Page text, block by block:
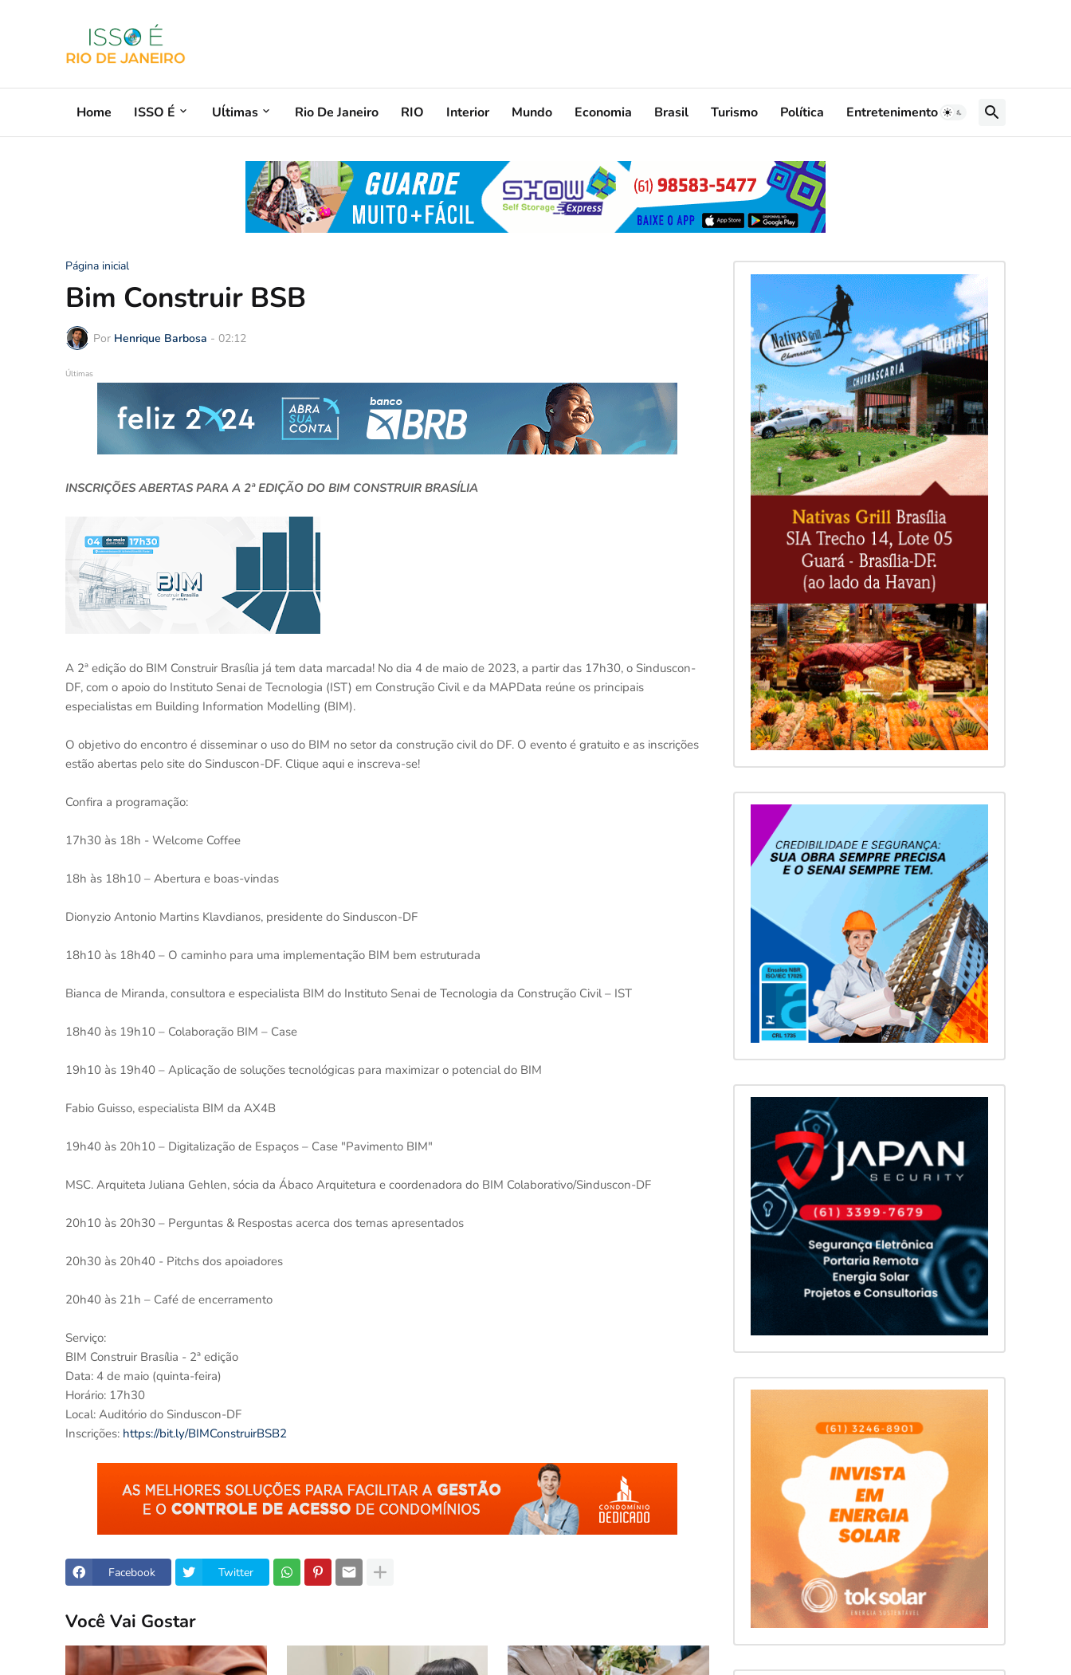
Home ISSO É Uĺtimas Rio De Janeiro RIO Interior Mundo Economia Brasil Turismo Política Entretenimento
Página inicial
Bim Construir BSB
Por Henrique Barbosa - 02:12
Últimas
INSCRIÇÕES ABERTAS PARA A 2ª EDIÇÃO DO BIM CONSTRUIR BRASÍLIA
A 2ª edição do BIM Construir Brasília já tem data marcada! No dia 4 de maio de 2023, a partir das 17h30, o Sinduscon-
DF, com o apoio do Instituto Senai de Tecnologia (IST) em Construção Civil e da MAPData reúne os principais
especialistas em Building Information Modelling (BIM).
O objetivo do encontro é disseminar o uso do BIM no setor da construção civil do DF. O evento é gratuito e as inscrições
estão abertas pelo site do Sinduscon-DF. Clique aqui e inscreva-se!
Confira a programação:
17h30 às 18h - Welcome Coffee
18h às 18h10 – Abertura e boas-vindas
Dionyzio Antonio Martins Klavdianos, presidente do Sinduscon-DF
18h10 às 18h40 – O caminho para uma implementação BIM bem estruturada
Bianca de Miranda, consultora e especialista BIM do Instituto Senai de Tecnologia da Construção Civil – IST
18h40 às 19h10 – Colaboração BIM – Case
19h10 às 19h40 – Aplicação de soluções tecnológicas para maximizar o potencial do BIM
Fabio Guisso, especialista BIM da AX4B
19h40 às 20h10 – Digitalização de Espaços – Case "Pavimento BIM"
MSC. Arquiteta Juliana Gehlen, sócia da Ábaco Arquitetura e coordenadora do BIM Colaborativo/Sinduscon-DF
20h10 às 20h30 – Perguntas & Respostas acerca dos temas apresentados
20h30 às 20h40 - Pitchs dos apoiadores
20h40 às 21h – Café de encerramento
Serviço:
BIM Construir Brasília - 2ª edição
Data: 4 de maio (quinta-feira)
Horário: 17h30
Local: Auditório do Sinduscon-DF
Inscrições: https://bit.ly/BIMConstruirBSB2
Facebook Twitter
Você Vai Gostar